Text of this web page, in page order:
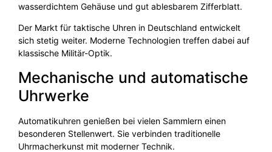
wasserdichtem Gehäuse und gut ablesbarem Zifferblatt.
Der Markt für taktische Uhren in Deutschland entwickelt
sich stetig weiter. Moderne Technologien treffen dabei auf
klassische Militär-Optik.
Mechanische und automatische
Uhrwerke
Automatikuhren genießen bei vielen Sammlern einen
besonderen Stellenwert. Sie verbinden traditionelle
Uhrmacherkunst mit moderner Technik.